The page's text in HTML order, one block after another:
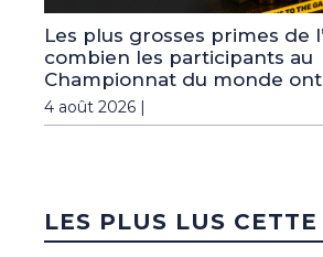
Les plus grosses primes de
combien les participants au
Championnat du monde
4 août 2026 |
LES PLUS LUS